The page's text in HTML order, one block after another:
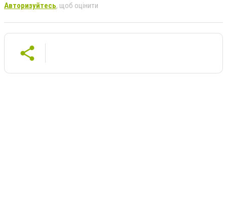
Авторизуйтесь, щоб оцінити